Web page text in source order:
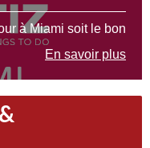
à Miami soit le bon
En savoir plus